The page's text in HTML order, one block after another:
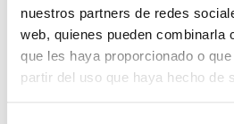
nuestros partners de redes
web, quienes pueden combinarla
que les haya proporcionado o
partir del uso que haya hecho de
Para presentar las candidaturas se
electrónico.
La selección de las candidaturas